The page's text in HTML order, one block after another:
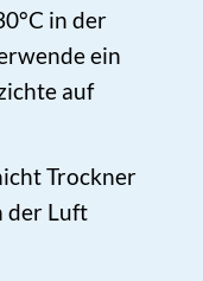
in der
ein
auf
Trockner
der Luft